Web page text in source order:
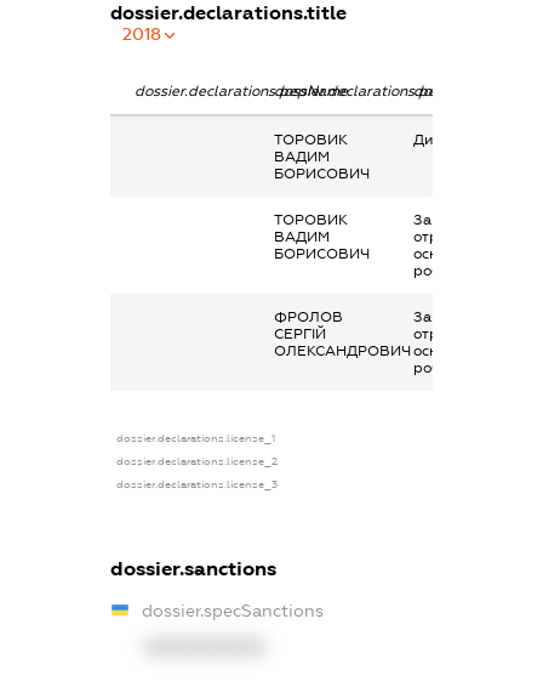
dossier.declarations.title
2018
dossier.declarations.pepNamedossier.declarations.personName
ТОРОВИК
ВАДИМ
БОРИСОВИЧ
Дивіденди
ТОРОВИК
ВАДИМ
БОРИСОВИЧ
Заробітна плата
отримана за
основним місцем
роботи
ФРОЛОВ
СЕРГІЙ
ОЛЕКСАНДРОВИЧ
Заробітна плата
отримана за
основним місцем
роботи
dossier.declarations.license_1
dossier.declarations.license_2
dossier.declarations.license_3
dossier.sanctions
dossier.specSanctions